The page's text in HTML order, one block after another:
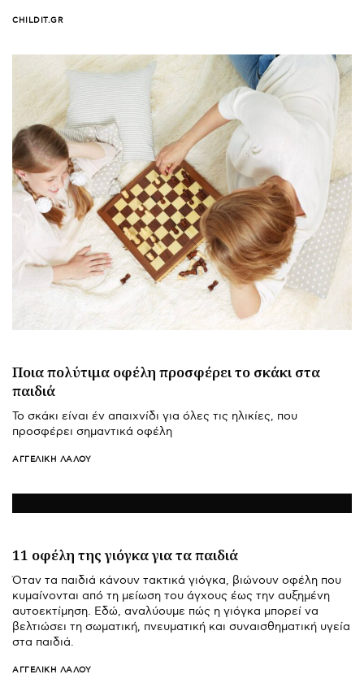
CHILDIT.GR
Ποια πολύτιμα οφέλη προσφέρει το σκάκι στα
παιδιά
Το σκάκι είναι έν απαιχνίδι για όλες τις ηλικίες, που
προσφέρει σημαντικά οφέλη
ΑΓΓΕΛΙΚΉ ΛΆΛΟΥ
11 οφέλη της γιόγκα για τα παιδιά
Όταν τα παιδιά κάνουν τακτικά γιόγκα, βιώνουν οφέλη που
κυμαίνονται από τη μείωση του άγχους έως την αυξημένη
αυτοεκτίμηση. Εδώ, αναλύουμε πώς η γιόγκα μπορεί να
βελτιώσει τη σωματική, πνευματική και συναισθηματική υγεία
στα παιδιά.
ΑΓΓΕΛΙΚΉ ΛΆΛΟΥ